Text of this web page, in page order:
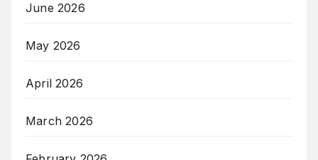
June 2026
May 2026
April 2026
March 2026